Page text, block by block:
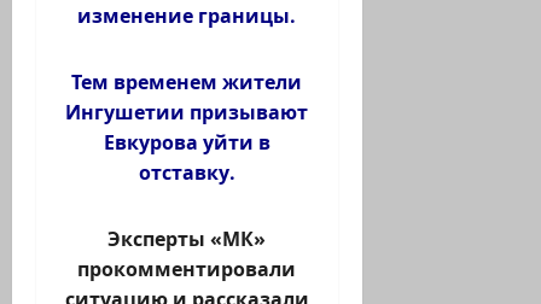
изменение границы.
Тем временем жители
Ингушетии призывают
Евкурова уйти в
отставку.
Эксперты «МК»
прокомментировали